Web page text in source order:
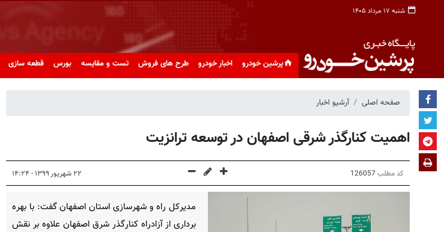
شنبه ۱۷ مرداد ۱۴۰۵
پرشین خودرو اخبار خودرو طرح های فروش تست و مقایسه بورس قطعه سازی
صفحه اصلی آرشیو اخبار
اهمیت کنارگذر شرقی اصفهان در توسعه ترانزیت
کد مطلب 126057 ۲۲ شهریور ۱۳۹۹ - ۱۴:۲۴
مدیرکل راه و شهرسازی استان اصفهان گفت: با بهره
برداری از آزادراه کنارگذر شرق اصفهان علاوه بر نقش